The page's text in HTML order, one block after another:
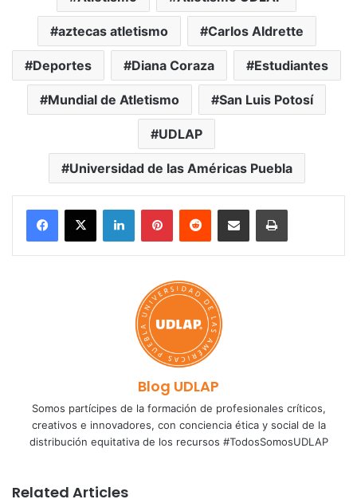
aztecas atletismo Carlos Aldrette
Deportes Diana Coraza Estudiantes
Mundial de Atletismo San Luis Potosí
UDLAP
Universidad de las Américas Puebla
LinkedInPinterestReddit Share via Email Print
Blog UDLAP
Somos partícipes de la formación de profesionales críticos,
creativos e innovadores, con conciencia ética y social de la
distribución equitativa de los recursos #TodosSomosUDLAP
Related Articles